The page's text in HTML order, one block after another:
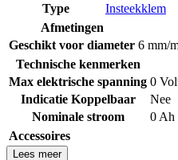
Type
Insteekklem
Afmetingen
Geschikt voor diameter 6 mm/
Technische kenmerken
Max elektrische spanning 0
Indicatie Koppelbaar
Nee
Nominale stroom
0 Ah
Accessoires
Lees meer